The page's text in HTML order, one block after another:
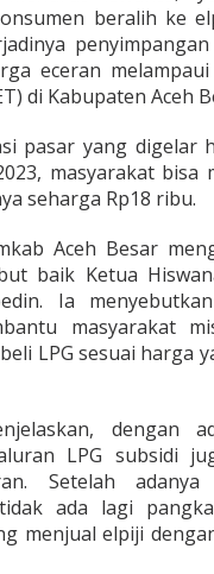
beralih ke
eceran
di Kabupaten Aceh
pasar yang digelar
masyarakat bisa
seharga Rp18 ribu.
Aceh Besar
baik Ketua
Ia
masyarakat
LPG sesuai harga
dengan
LPG subsidi
Setelah
ada lagi
menjual elpiji